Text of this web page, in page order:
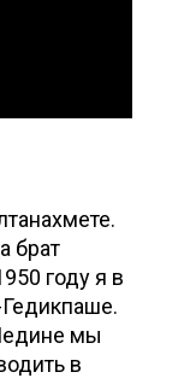
брат
году я в
мы
в